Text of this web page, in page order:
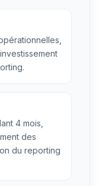
4 mois,
des
du reporting